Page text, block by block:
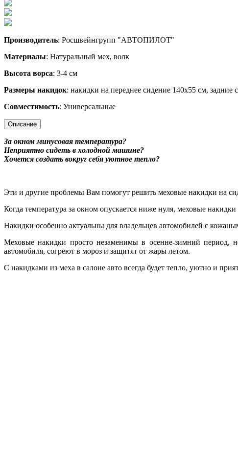
Производитель: Росшвейнгрупп "АВТОПИЛОТ"
Материалы: Натуральный мех, волк
Высота ворса: 3-4 см
Размеры накидок: накидки на переднее сидение 140х55 см,
Совместимость: Универсальные
Описание
За окном минусовая температура?
Неприятно сидеть в холодной машине?
Хочется создать вокруг себя уютное тепло?
Эти и другие проблемы Вам помогут решить меховые накидки на
Когда температура за окном опускается ниже нуля, меховые
Накидки особенно актуальны для владельцев автомобилей с
Меховые накидки просто незаменимы в осенне-зимний период,
автомобиля, согреют в мороз и защитят от жары летом.
С накидками из меха в салоне авто всегда будет тепло, уютно и